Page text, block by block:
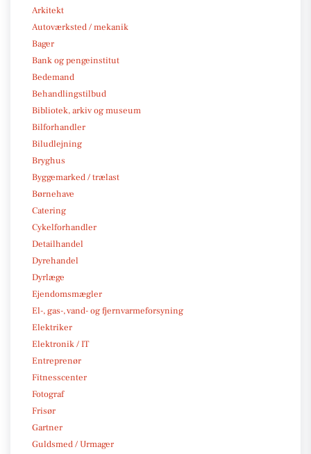
Arkitekt
Autoværksted / mekanik
Bager
Bank og pengeinstitut
Bedemand
Behandlingstilbud
Bibliotek, arkiv og museum
Bilforhandler
Biludlejning
Bryghus
Byggemarked / trælast
Børnehave
Catering
Cykelforhandler
Detailhandel
Dyrehandel
Dyrlæge
Ejendomsmægler
El-, gas-, vand- og fjernvarmeforsyning
Elektriker
Elektronik / IT
Entreprenør
Fitnesscenter
Fotograf
Frisør
Gartner
Guldsmed / Urmager